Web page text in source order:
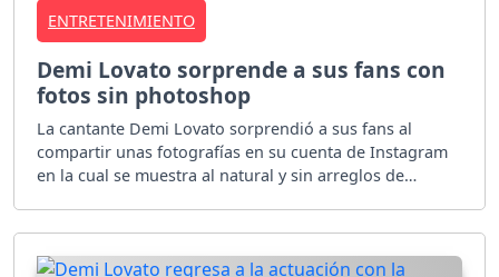
ENTRETENIMIENTO
Demi Lovato sorprende a sus fans con
fotos sin photoshop
La cantante Demi Lovato sorprendió a sus fans al
compartir unas fotografías en su cuenta de Instagram
en la cual se muestra al natural y sin arreglos de